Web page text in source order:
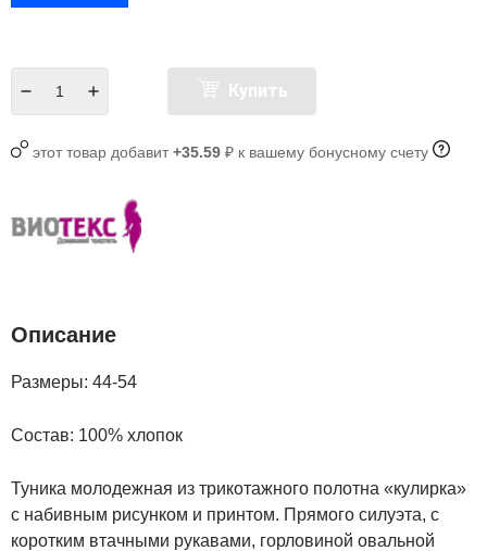
Купить
этот товар добавит+35.59 ₽ к вашему бонусному счету
Описание
Размеры: 44-54
Состав: 100% хлопок
Туника молодежная из трикотажного полотна «кулирка»
с набивным рисунком и принтом. Прямого силуэта, с
коротким втачными рукавами, горловиной овальной